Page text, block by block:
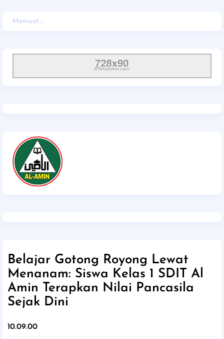
Memuat...
Belajar Gotong Royong Lewat
Menanam: Siswa Kelas 1 SDIT Al
Amin Terapkan Nilai Pancasila
Sejak Dini
10.09.00